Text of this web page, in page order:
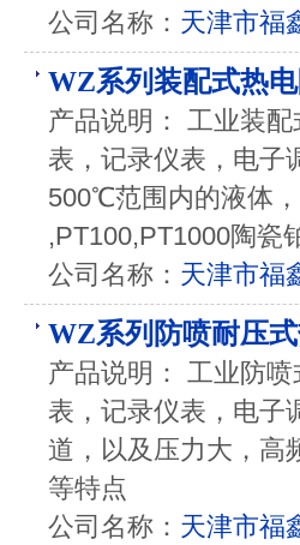
公司名称： 天津市福
WZ系列装配式热电
产品说明： 工业装
表，记录仪表，电子
500℃范围内的液体
,PT100,PT1000陶瓷
公司名称： 天津市福
WZ系列防喷耐压式
产品说明： 工业防
表，记录仪表，电子
道，以及压力大，高
等特点
公司名称： 天津市福